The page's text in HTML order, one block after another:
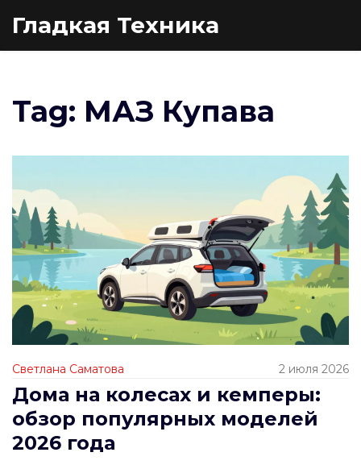
Гладкая Техника
Tag: МАЗ Купава
Светлана Саматова 2 июля 2026
Дома на колесах и кемперы:
обзор популярных моделей
2026 года